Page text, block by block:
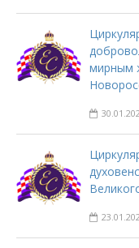
мирным